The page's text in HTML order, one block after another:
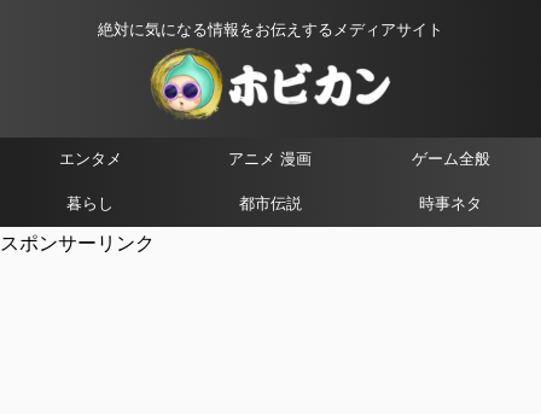
絶対に気になる情報をお伝えするメディアサイト
エンタメ アニメ 漫画 ゲーム全般
暮らし 都市伝説 時事ネタ
スポンサーリンク